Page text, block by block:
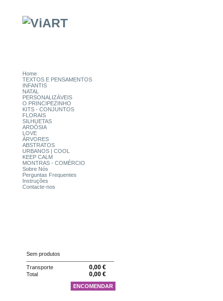
Home
TEXTOS E PENSAMENTOS
INFANTIS
NATAL
PERSONALIZÁVEIS
O PRINCIPEZINHO
KITS - CONJUNTOS
FLORAIS
SILHUETAS
ARDÓSIA
LOVE
ÁRVORES
ABSTRATOS
URBANOS | COOL
KEEP CALM
MONTRAS - COMÉRCIO
Sobre Nós
Perguntas Frequentes
Instruções
Contacte-nos
Sem produtos
Transporte 0,00 €
Total 0,00 €
ENCOMENDAR